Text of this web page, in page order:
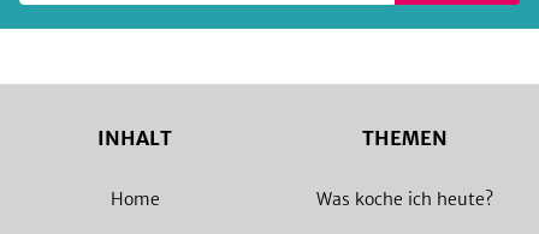
INHALT
Home
THEMEN
Was koche ich heute?